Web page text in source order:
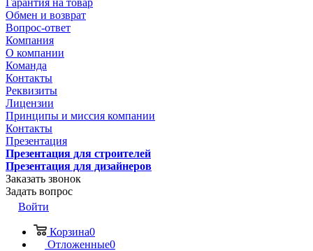
Гарантия на товар
Обмен и возврат
Вопрос-ответ
Компания
О компании
Команда
Контакты
Реквизиты
Лицензии
Принципы и миссия компании
Контакты
Презентация
Презентация для строителей
Презентация для дизайнеров
Заказать звонок
Задать вопрос
Войти
Корзина0
Отложенные0